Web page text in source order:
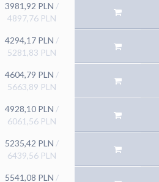
3981,92 PLN /
4897,76 PLN
4294,17 PLN /
5281,83 PLN
4604,79 PLN /
5663,89 PLN
4928,10 PLN /
6061,56 PLN
5235,42 PLN /
6439,56 PLN
5541,08 PLN /